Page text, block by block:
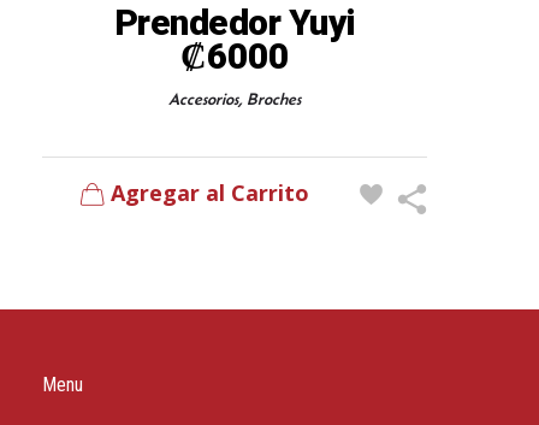
Prendedor Yuyi
₡6000
Accesorios, Broches
Agregar al Carrito
Menu